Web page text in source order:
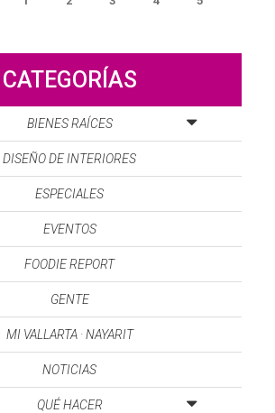
CATEGORÍAS
BIENES RAÍCES
DISEÑO DE INTERIORES
ESPECIALES
EVENTOS
FOODIE REPORT
GENTE
MI VALLARTA · NAYARIT
NOTICIAS
QUÉ HACER